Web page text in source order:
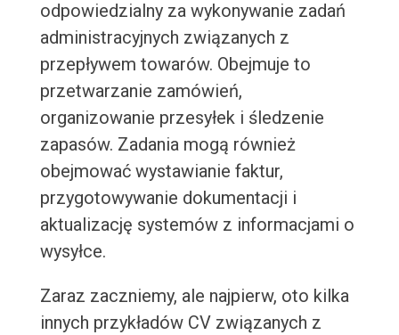
odpowiedzialny za wykonywanie zadań
administracyjnych związanych z
przepływem towarów. Obejmuje to
przetwarzanie zamówień,
organizowanie przesyłek i śledzenie
zapasów. Zadania mogą również
obejmować wystawianie faktur,
przygotowywanie dokumentacji i
aktualizację systemów z informacjami o
wysyłce.
Zaraz zaczniemy, ale najpierw, oto kilka
innych przykładów CV związanych z